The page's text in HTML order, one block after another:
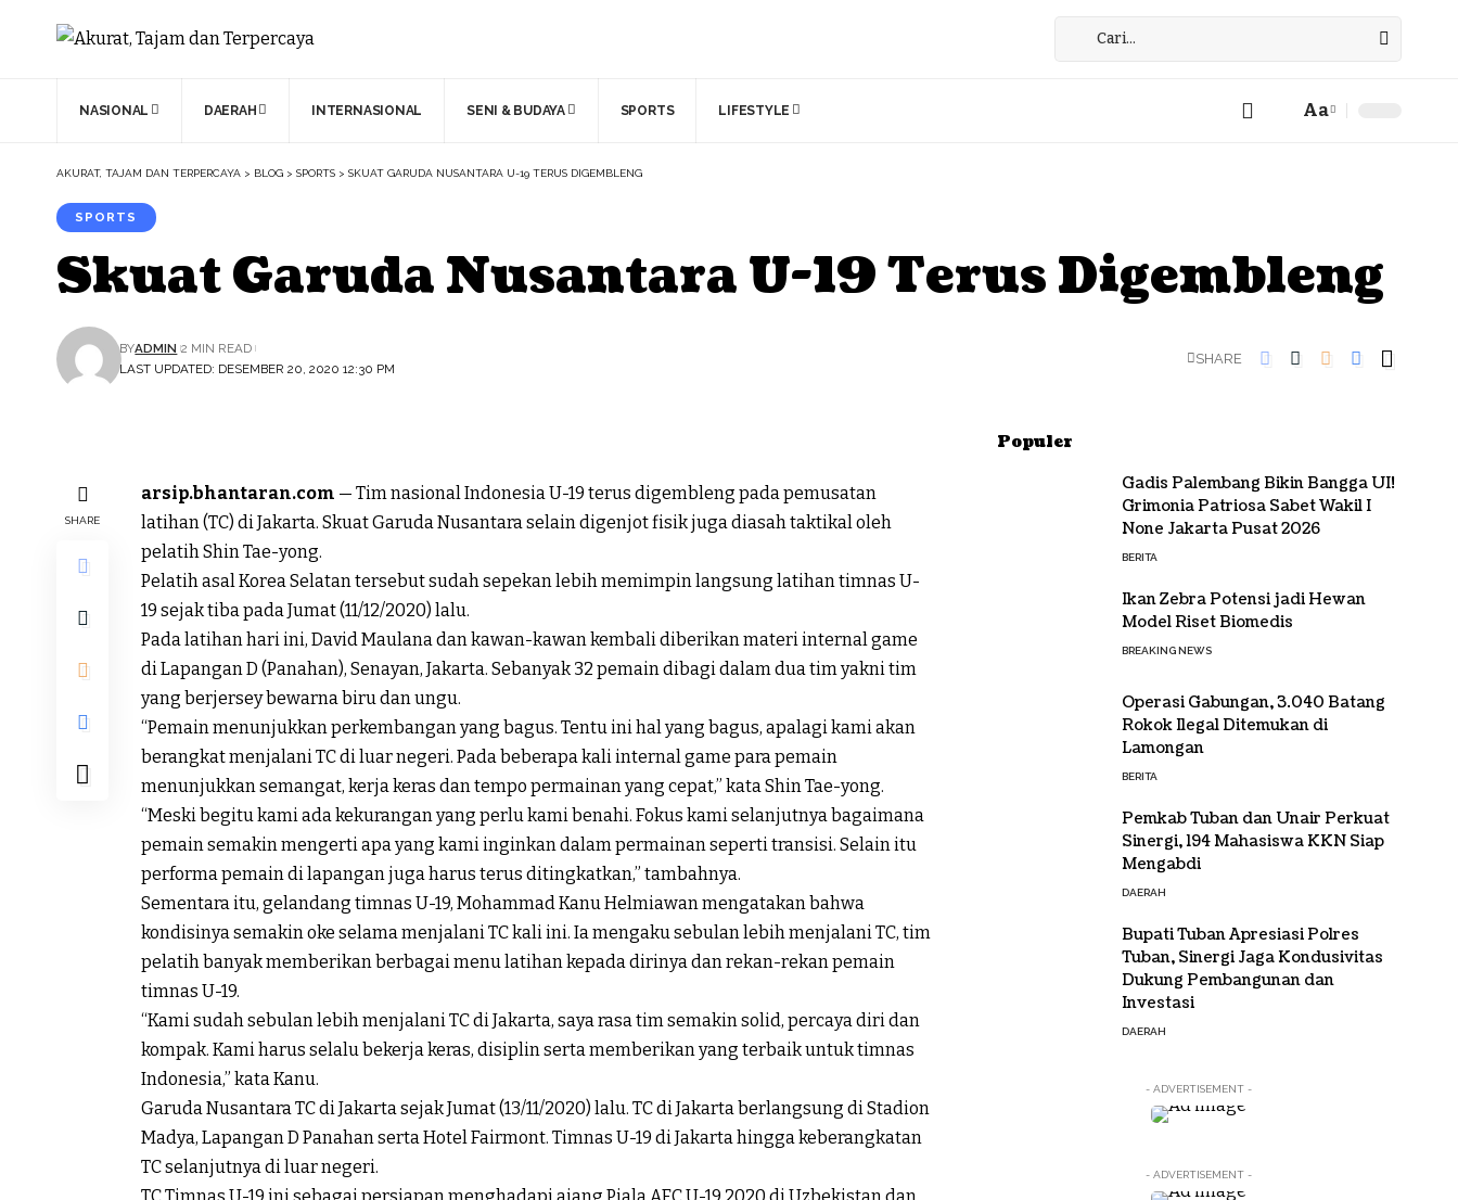
NASIONAL DAERAH INTERNASIONAL SENI & BUDAYA SPORTS LIFESTYLE Aa
AKURAT, TAJAM DAN TERPERCAYA > BLOG > SPORTS > SKUAT GARUDA NUSANTARA U-19 TERUS DIGEMBLENG
SPORTS
Skuat Garuda Nusantara U-19 Terus Digembleng
LAST UPDATED: DESEMBER 20, 2020 12:30 PM
BYADMIN 2 MIN READ
SHARE
SHARE
arsip.bhantaran.com — Tim nasional Indonesia U-19 terus digembleng pada pemusatan
latihan (TC) di Jakarta. Skuat Garuda Nusantara selain digenjot fisik juga diasah taktikal oleh
pelatih Shin Tae-yong.
Pelatih asal Korea Selatan tersebut sudah sepekan lebih memimpin langsung latihan timnas U-
19 sejak tiba pada Jumat (11/12/2020) lalu.
Pada latihan hari ini, David Maulana dan kawan-kawan kembali diberikan materi internal game
di Lapangan D (Panahan), Senayan, Jakarta. Sebanyak 32 pemain dibagi dalam dua tim yakni tim
yang berjersey bewarna biru dan ungu.
“Pemain menunjukkan perkembangan yang bagus. Tentu ini hal yang bagus, apalagi kami akan
berangkat menjalani TC di luar negeri. Pada beberapa kali internal game para pemain
menunjukkan semangat, kerja keras dan tempo permainan yang cepat,” kata Shin Tae-yong.
“Meski begitu kami ada kekurangan yang perlu kami benahi. Fokus kami selanjutnya bagaimana
pemain semakin mengerti apa yang kami inginkan dalam permainan seperti transisi. Selain itu
performa pemain di lapangan juga harus terus ditingkatkan,” tambahnya.
Sementara itu, gelandang timnas U-19, Mohammad Kanu Helmiawan mengatakan bahwa
kondisinya semakin oke selama menjalani TC kali ini. Ia mengaku sebulan lebih menjalani TC, tim
pelatih banyak memberikan berbagai menu latihan kepada dirinya dan rekan-rekan pemain
timnas U-19.
“Kami sudah sebulan lebih menjalani TC di Jakarta, saya rasa tim semakin solid, percaya diri dan
kompak. Kami harus selalu bekerja keras, disiplin serta memberikan yang terbaik untuk timnas
Indonesia,” kata Kanu.
Garuda Nusantara TC di Jakarta sejak Jumat (13/11/2020) lalu. TC di Jakarta berlangsung di Stadion
Madya, Lapangan D Panahan serta Hotel Fairmont. Timnas U-19 di Jakarta hingga keberangkatan
TC selanjutnya di luar negeri.
Populer
Gadis Palembang Bikin Bangga UI!
Grimonia Patriosa Sabet Wakil I
None Jakarta Pusat 2026
BERITA
Ikan Zebra Potensi jadi Hewan
Model Riset Biomedis
BREAKING NEWS
Operasi Gabungan, 3.040 Batang
Rokok Ilegal Ditemukan di
Lamongan
BERITA
Pemkab Tuban dan Unair Perkuat
Sinergi, 194 Mahasiswa KKN Siap
Mengabdi
DAERAH
Bupati Tuban Apresiasi Polres
Tuban, Sinergi Jaga Kondusivitas
Dukung Pembangunan dan
Investasi
DAERAH
- ADVERTISEMENT -
- ADVERTISEMENT -